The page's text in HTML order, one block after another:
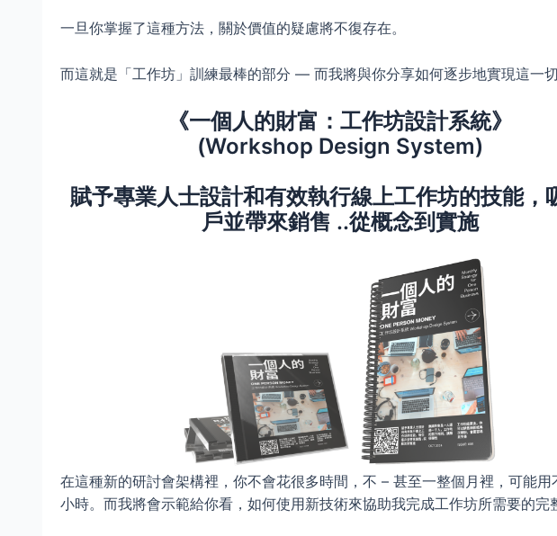
一旦你掌握了這種方法，關於價值的疑慮將不復存在。
而這就是「工作坊」訓練最棒的部分 — 而我將與你分享如何逐步地實現這一切
《一個人的財富：工作坊設計系統》
(Workshop Design System)
賦予專業人士設計和有效執行線上工作坊的技能，
戶並帶來銷售 ..從概念到實施
在這種新的研討會架構裡，你不會花很多時間，不 – 甚至一整個月裡，可能用
小時。而我將會示範給你看，如何使用新技術來協助我完成工作坊所需要的完